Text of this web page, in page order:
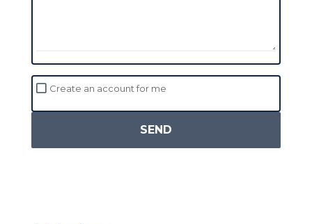
Create an account for me
SEND